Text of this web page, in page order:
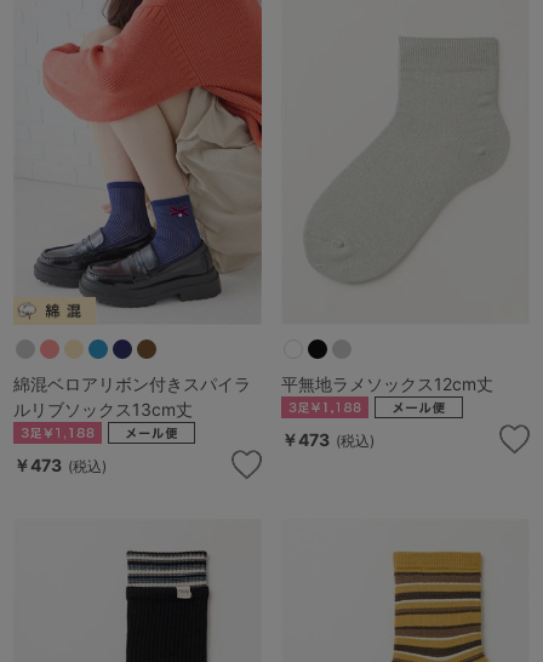
綿混ベロアリボン付きスパイラ
ルリブソックス13cm丈
￥473 (税込)
平無地ラメソックス12cm丈
￥473 (税込)